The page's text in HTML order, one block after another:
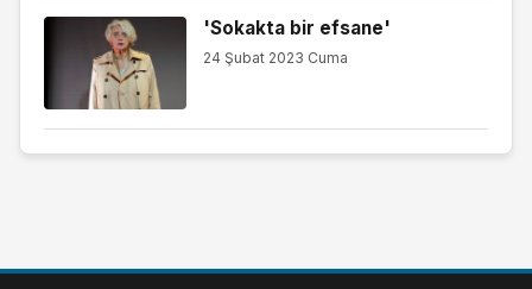
'Sokakta bir efsane'
24 Şubat 2023 Cuma